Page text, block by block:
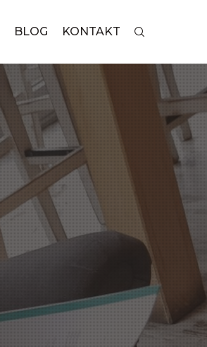
BLOG KONTAKT